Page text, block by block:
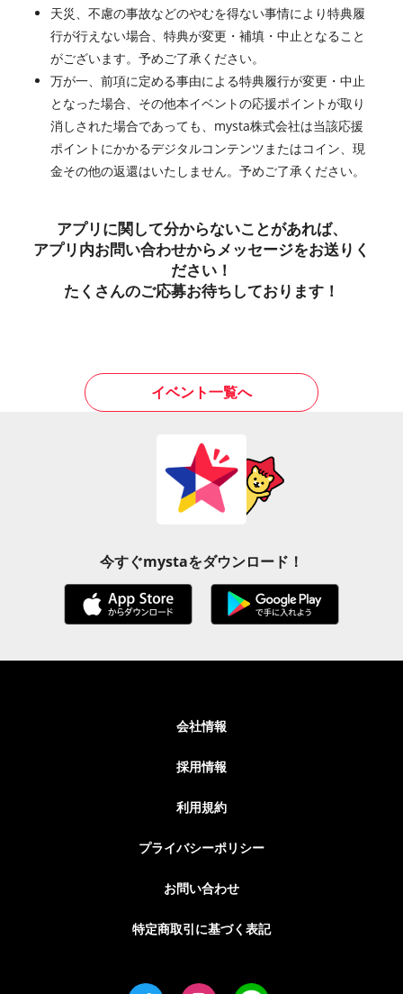
天災、不慮の事故などのやむを得ない事情により特典履
行が行えない場合、特典が変更・補填・中止となること
がございます。予めご了承ください。
万が一、前項に定める事由による特典履行が変更・中止
となった場合、その他本イベントの応援ポイントが取り
消しされた場合であっても、mysta株式会社は当該応援
ポイントにかかるデジタルコンテンツまたはコイン、現
金その他の返還はいたしません。予めご了承ください。
アプリに関して分からないことがあれば、
アプリ内お問い合わせからメッセージをお送りく
ださい！
たくさんのご応募お待ちしております！
イベント一覧へ
今すぐmystaをダウンロード！
会社情報
採用情報
利用規約
プライバシーポリシー
お問い合わせ
特定商取引に基づく表記